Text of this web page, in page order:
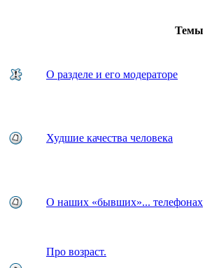
Темы
О разделе и его модераторе
Худшие качества человека
О наших «бывших»... телефонах
Про возраст.